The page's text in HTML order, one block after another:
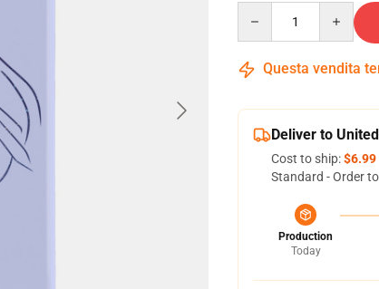
Questa vendita
Deliver to
Cost to ship:$6.99
Standard - Order
Production
Today